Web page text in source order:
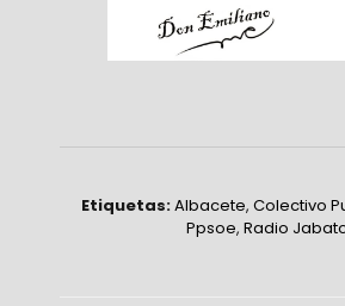
Etiquetas:Albacete, Colectivo
Ppsoe, Radio